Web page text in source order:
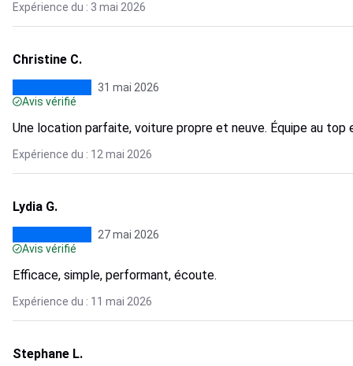
Expérience du : 3 mai 2026
Christine C.
31 mai 2026
Avis vérifié
Une location parfaite, voiture propre et neuve. Équipe au top
Expérience du : 12 mai 2026
Lydia G.
27 mai 2026
Avis vérifié
Efficace, simple, performant, écoute.
Expérience du : 11 mai 2026
Stephane L.